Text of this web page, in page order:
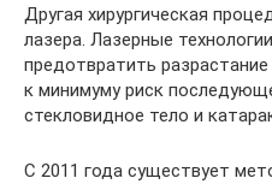
Другая хирургическая
лазера. Лазерные
предотвратить
к минимуму риск
стекловидное тело и
С 2011 года существует